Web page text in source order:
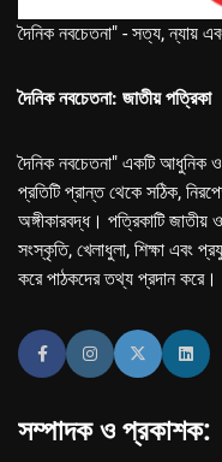
দৈনিক নবচেতনা" - সত্য, ন্যায়
দৈনিক নবচেতনা: জাতীয় পত্রিকা
দৈনিক নবচেতনা" একটি আধুনিক ও
প্রতিটি প্রান্ত থেকে সঠিক,
অঙ্গীকারবদ্ধ। পত্রিকাটি জাতীয়
সংস্কৃতি, খেলাধুলা, শিক্ষা এবং
করে পাঠকদের তথ্য প্রদান করে।
সম্পাদক ও প্রকাশক: